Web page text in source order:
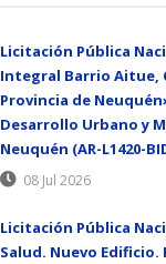
Licitación Pública
Integral Barrio Aitue,
Provincia de
Desarrollo Urbano y
Neuquén (AR-L1420-
08 Jul 2026
Licitación Pública
Salud. Nuevo Edificio.